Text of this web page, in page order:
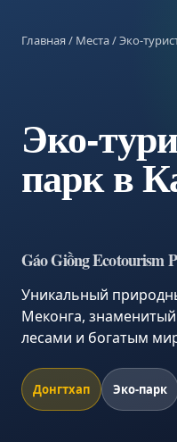
Главная/ Места/ Эко-
Эко-
парк в
Gáo Giồng Ecotourism
Уникальный
Меконга,
лесами и богатым
Донгтхап Эко-парк